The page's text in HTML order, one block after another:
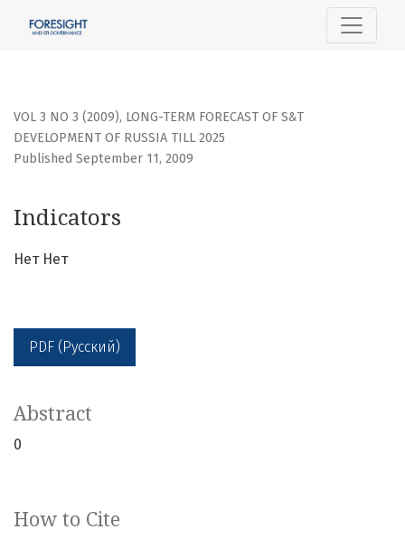
VOL 3 NO 3 (2009), LONG-TERM FORECAST OF S&T
DEVELOPMENT OF RUSSIA TILL 2025
Indicators
Published September 11, 2009
Нет Нет
PDF (Русский)
How to Cite
Abstract
0